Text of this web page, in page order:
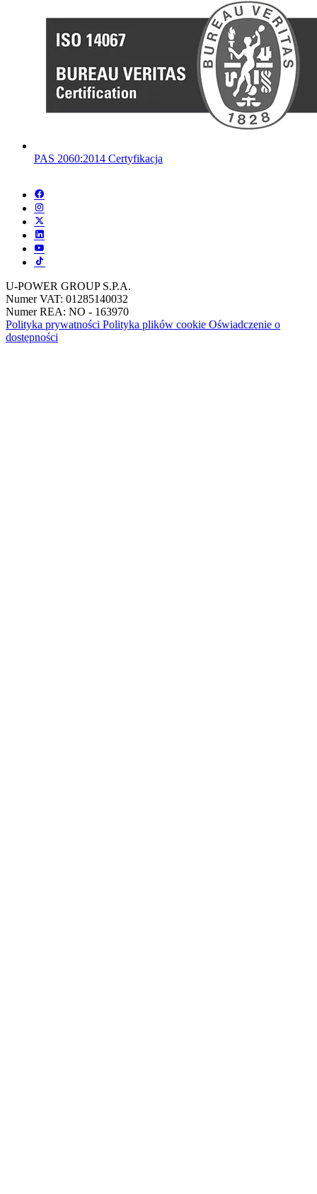
PAS 2060:2014 Certyfikacja
Polityka prywatności Polityka plików cookie Oświadczenie o
dostępności
U-POWER GROUP S.P.A.
Numer VAT: 01285140032
Numer REA: NO - 163970